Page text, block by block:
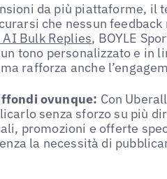
da più piattaforme, il
che nessun
Bulk Replies, BOYLE
tono personalizzato e in
rafforza anche
ovunque: Con
senza sforzo su più
promozioni e offerte
la necessità di